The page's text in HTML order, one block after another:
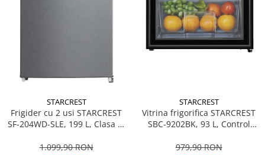
STARCREST
Frigider cu 2 usi STARCREST
SF-204WD-SLE, 199 L, Clasa E,
Termostat Ajustabil, Usi
1.099,90 RON
STARCREST
Vitrina frigorifica STARCREST
SBC-9202BK, 93 L, Control
83.2 cm, Negru
979,90 RON